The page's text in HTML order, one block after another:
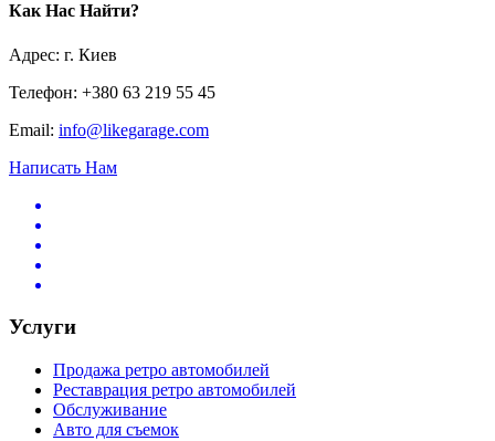
Как Нас Найти?
Адрес: г. Киев
Телефон: +380 63 219 55 45
Email: info@likegarage.com
Написать Нам
Услуги
Продажа ретро автомобилей
Реставрация ретро автомобилей
Обслуживание
Авто для съемок